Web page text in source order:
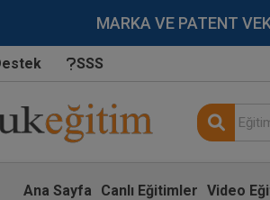
MARKA VE PATENT
SSS
Ana Sayfa Canlı Eğitimler Video